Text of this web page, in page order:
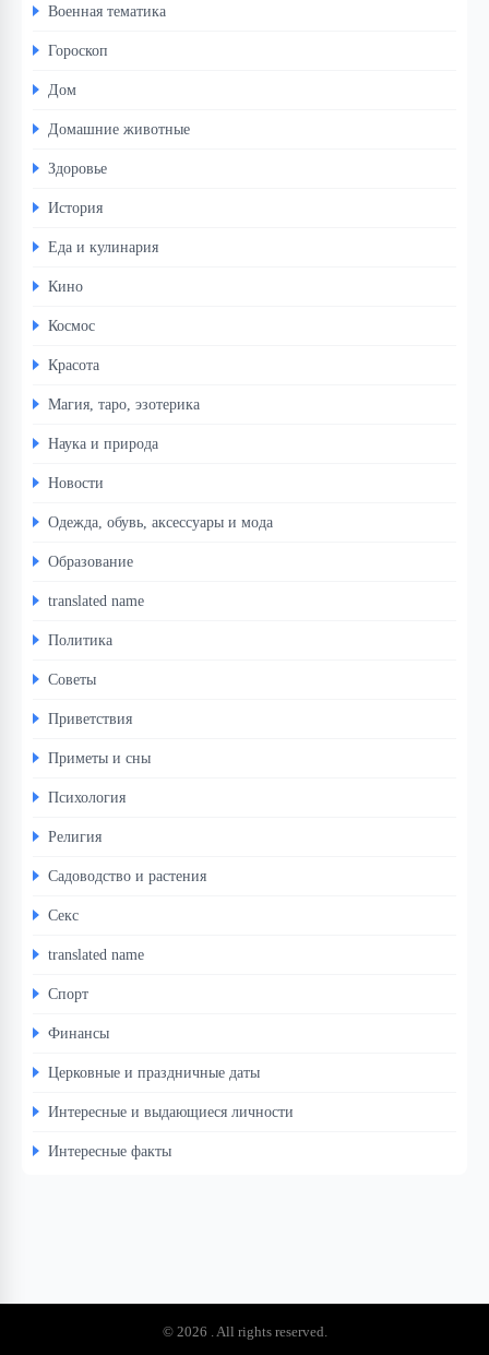
Военная тематика
Гороскоп
Дом
Домашние животные
Здоровье
История
Еда и кулинария
Кино
Космос
Красота
Магия, таро, эзотерика
Наука и природа
Новости
Одежда, обувь, аксессуары и мода
Образование
translated name
Политика
Советы
Приветствия
Приметы и сны
Психология
Религия
Садоводство и растения
Секс
translated name
Спорт
Финансы
Церковные и праздничные даты
Интересные и выдающиеся личности
Интересные факты
© 2026 . All rights reserved.